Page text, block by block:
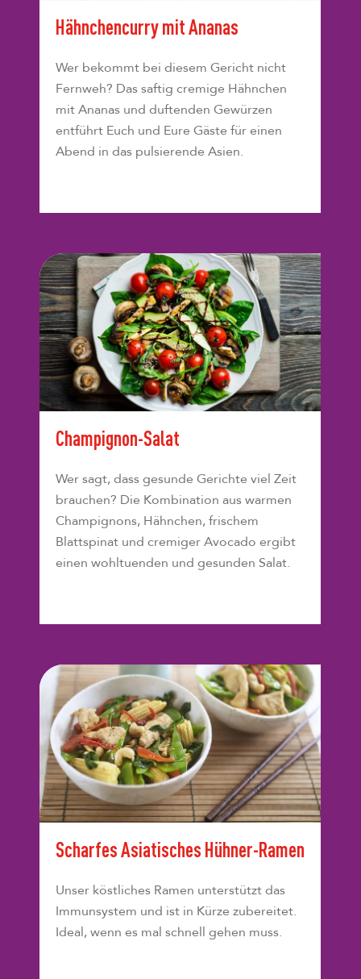
Hähnchencurry mit Ananas
Wer bekommt bei diesem Gericht nicht
Fernweh? Das saftig cremige Hähnchen
mit Ananas und duftenden Gewürzen
entführt Euch und Eure Gäste für einen
Abend in das pulsierende Asien.
Champignon-Salat
Wer sagt, dass gesunde Gerichte viel Zeit
brauchen? Die Kombination aus warmen
Champignons, Hähnchen, frischem
Blattspinat und cremiger Avocado ergibt
einen wohltuenden und gesunden Salat.
Scharfes Asiatisches Hühner-Ramen
Unser köstliches Ramen unterstützt das
Immunsystem und ist in Kürze zubereitet.
Ideal, wenn es mal schnell gehen muss.